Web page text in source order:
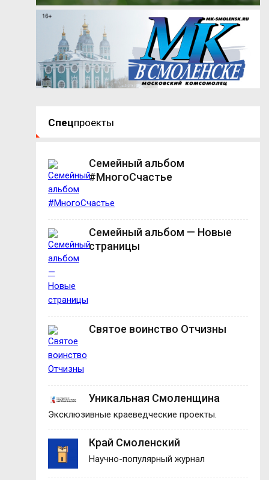
Спецпроекты
Семейный альбом
#МногоСчастье
Семейный альбом — Новые
страницы
Святое воинство Отчизны
Уникальная Смоленщина
Эксклюзивные краеведческие проекты.
Край Смоленский
Научно-популярный журнал